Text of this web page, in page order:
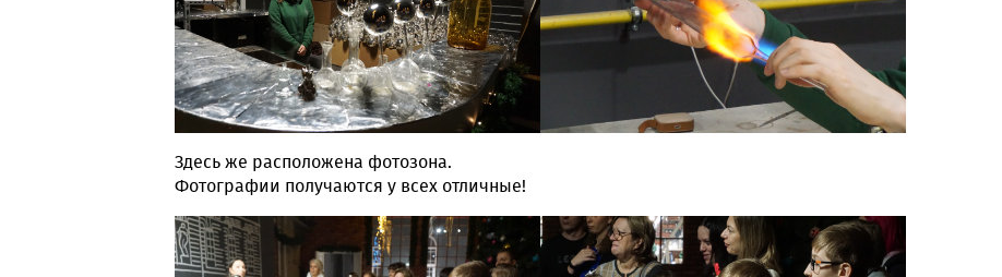
Здесь же расположена фотозона.
Фотографии получаются у всех отличные!